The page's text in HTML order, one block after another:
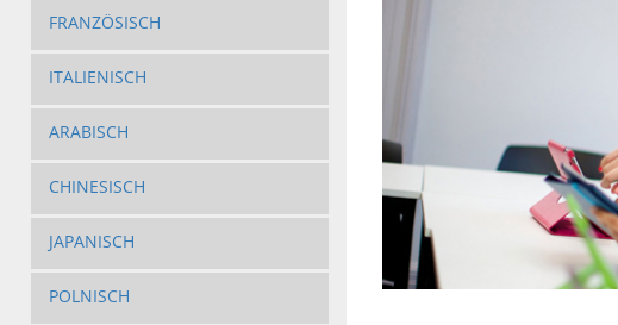
FRANZÖSISCH
ITALIENISCH
ARABISCH
CHINESISCH
JAPANISCH
POLNISCH